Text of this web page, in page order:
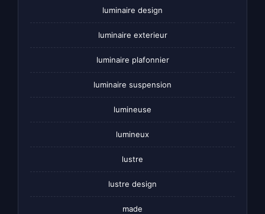
luminaire design
luminaire exterieur
luminaire plafonnier
luminaire suspension
lumineuse
lumineux
lustre
lustre design
made